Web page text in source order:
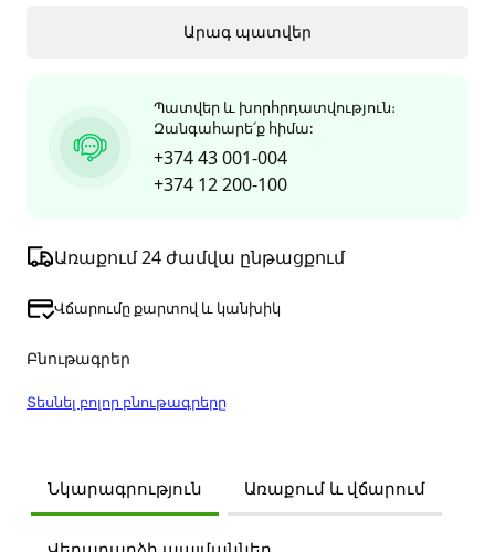
Բնութագրեր
Տեսնել բոլոր բնութագրերը
Արագ պատվեր
Պատվեր և խորհրդատվություն։
Զանգահարե՛ք հիմա:
+374 43 001-004
+374 12 200-100
Առաքում 24 ժամվա ընթացքում
Վճարումը քարտով և կանխիկ
Նկարագրություն Առաքում և վճարում